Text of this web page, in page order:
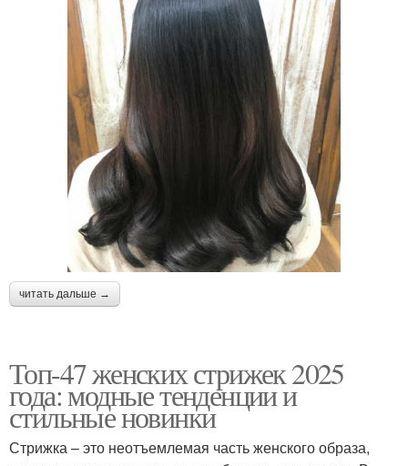
читать дальше →
Топ-47 женских стрижек 2025
года: модные тенденции и
стильные новинки
Стрижка – это неотъемлемая часть женского образа,